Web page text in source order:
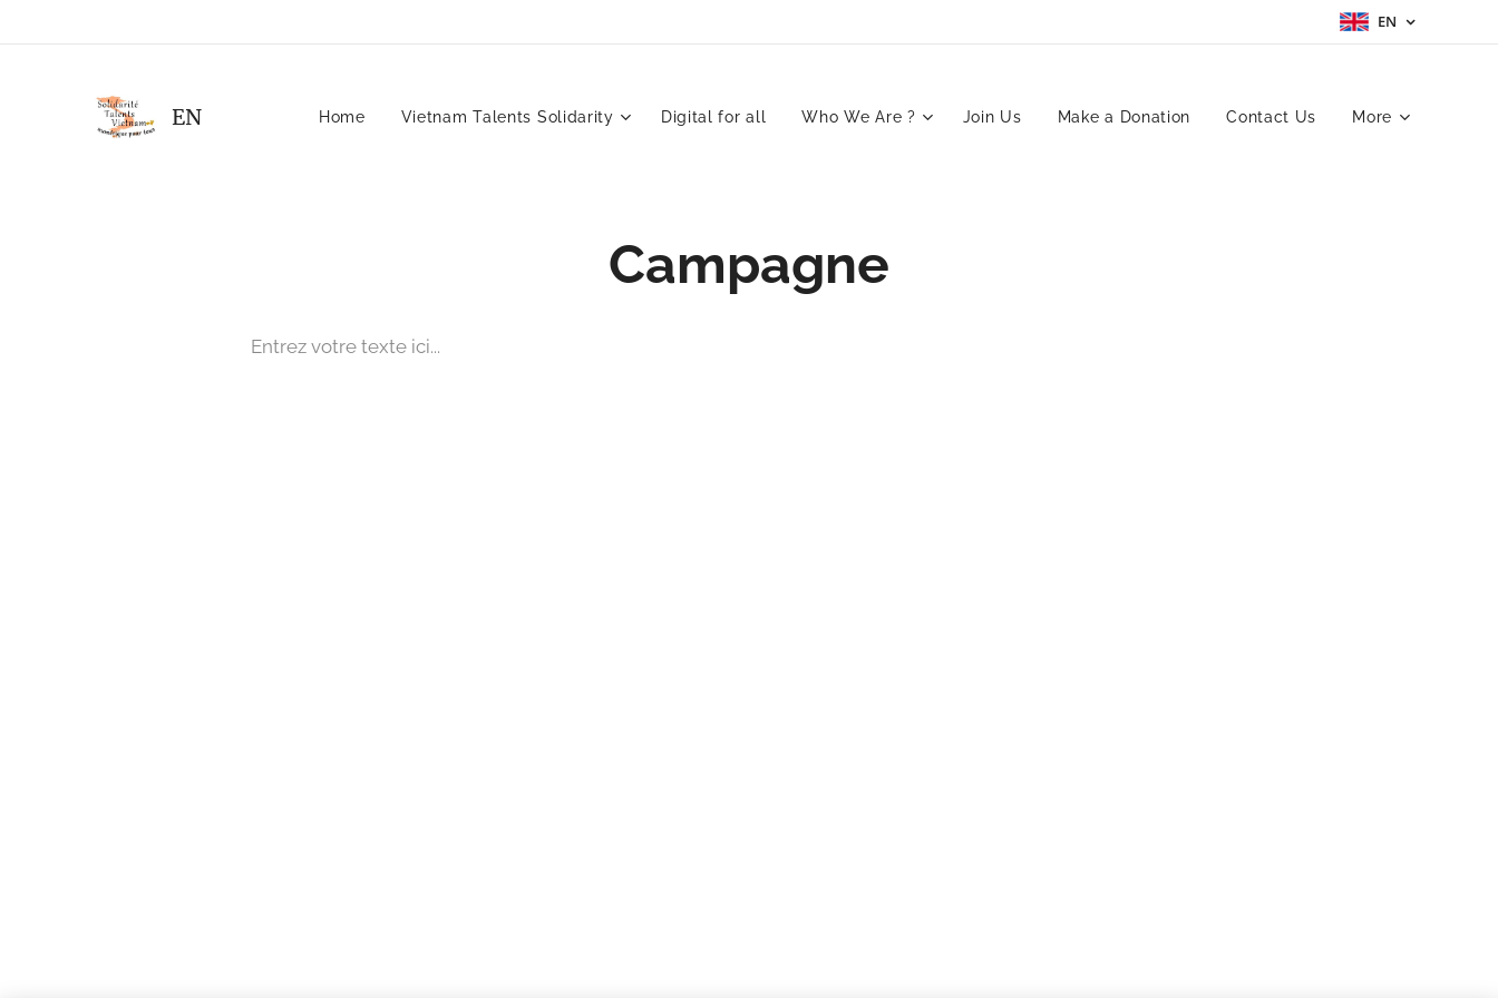
EN
EN Home Vietnam Talents Solidarity Digital for all Who We Are ? Join Us Make a Donation Contact Us More
Campagne
Entrez votre texte ici...